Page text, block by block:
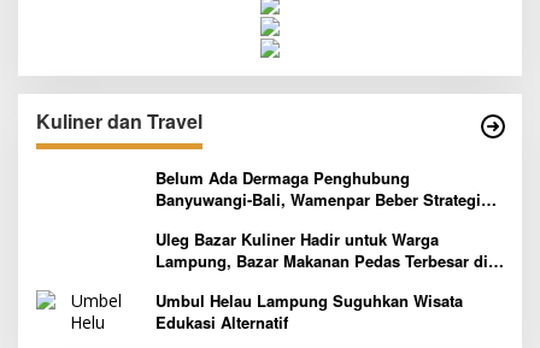
Kuliner dan Travel
Belum Ada Dermaga Penghubung
Banyuwangi-Bali, Wamenpar Beber Strategi
Uleg Bazar Kuliner Hadir untuk Warga
Lampung, Bazar Makanan Pedas Terbesar di
Umbul Helau Lampung Suguhkan Wisata
Edukasi Alternatif